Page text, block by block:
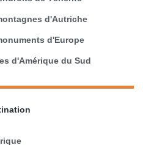
d'Autriche
d'Europe
d'Amérique du Sud